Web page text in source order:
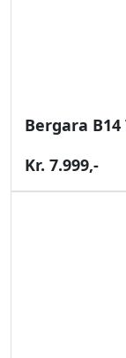
Bergara
Kr. 7.999,-